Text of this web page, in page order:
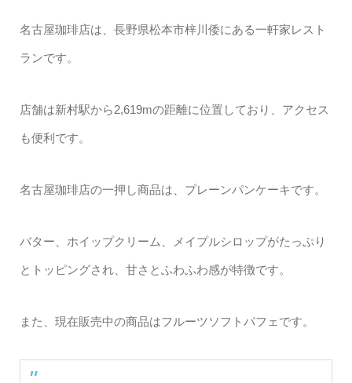
名古屋珈琲店は、長野県松本市梓川倭にある一軒家レスト
ランです。
店舗は新村駅から2,619mの距離に位置しており、アクセス
も便利です。
名古屋珈琲店の一押し商品は、プレーンパンケーキです。
バター、ホイップクリーム、メイプルシロップがたっぷり
とトッピングされ、甘さとふわふわ感が特徴です。
また、現在販売中の商品はフルーツソフトパフェです。